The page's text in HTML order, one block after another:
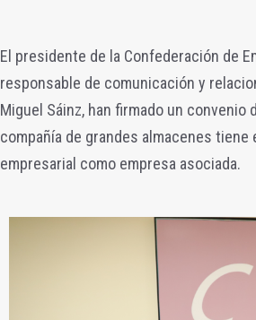
El presidente de la Confederación de
responsable de comunicación y
Miguel Sáinz, han firmado un
compañía de grandes almacenes
empresarial como empresa asociada.